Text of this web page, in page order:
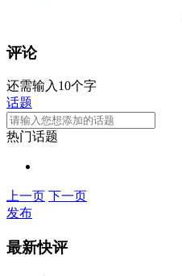
评论
还需输入10个字
话题
热门话题
上一页 下一页
发布
最新快评